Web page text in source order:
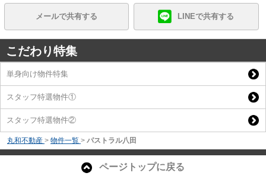
メールで共有する LINEで共有する
こだわり特集
単身向け物件特集
スタッフ特選物件①
スタッフ特選物件②
丸和不動産 > 物件一覧 > パストラル八田
ページトップに戻る